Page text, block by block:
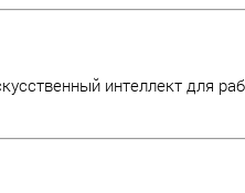
интеллект для